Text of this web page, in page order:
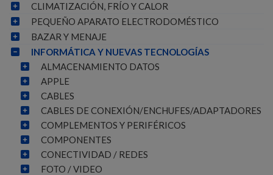
CLIMATIZACIÓN, FRÍO Y CALOR
PEQUEÑO APARATO ELECTRODOMÉSTICO
BAZAR Y MENAJE
INFORMÁTICA Y NUEVAS TECNOLOGÍAS
ALMACENAMIENTO DATOS
APPLE
CABLES
CABLES DE CONEXIÓN/ENCHUFES/ADAPTADORES
COMPLEMENTOS Y PERIFÉRICOS
COMPONENTES
CONECTIVIDAD / REDES
FOTO / VIDEO